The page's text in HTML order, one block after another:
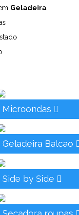
Geladeira
Microondas
Geladeira Balcao
Side by Side